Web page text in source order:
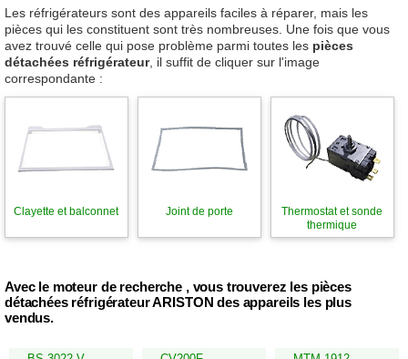
Les réfrigérateurs sont des appareils faciles à réparer, mais les
pièces qui les constituent sont très nombreuses. Une fois que vous
avez trouvé celle qui pose problème parmi toutes les pièces
détachées réfrigérateur, il suffit de cliquer sur l'image
correspondante :
Clayette et balconnet Joint de porte
Thermostat et sonde
thermique
Avec le moteur de recherche , vous trouverez les pièces
détachées réfrigérateur ARISTON des appareils les plus
vendus.